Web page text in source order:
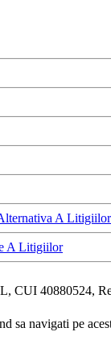
CUI 40880524,
sa navigati pe